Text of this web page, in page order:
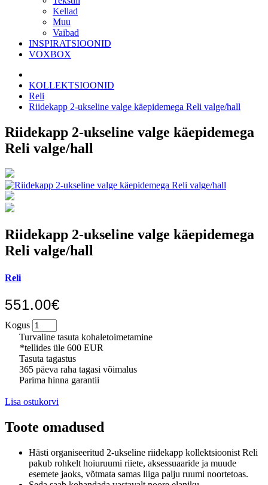
Kellad
Muu
Vaibad
INSPIRATSIOONID
VOXBOX
KOLLEKTSIOONID
Reli
Riidekapp 2-ukseline valge käepidemega Reli valge/hall
Riidekapp 2-ukseline valge käepidemega
Reli valge/hall
Riidekapp 2-ukseline valge käepidemega
Reli valge/hall
Reli
551.00€
Kogus
Turvaline tasuta kohaletoimetamine
*tellides üle 600 EUR
Tasuta tagastus
365 päeva raha tagasi võimalus
Parima hinna garantii
Lisa ostukorvi
Toote omadused
Hästi organiseeritud 2-ukseline riidekapp kollektsioonist Reli
pakub rohkelt hoiuruumi riiete, aksessuaaride ja muude
esemete jaoks, võtmata samas liiga palju ruumi noortetoas.